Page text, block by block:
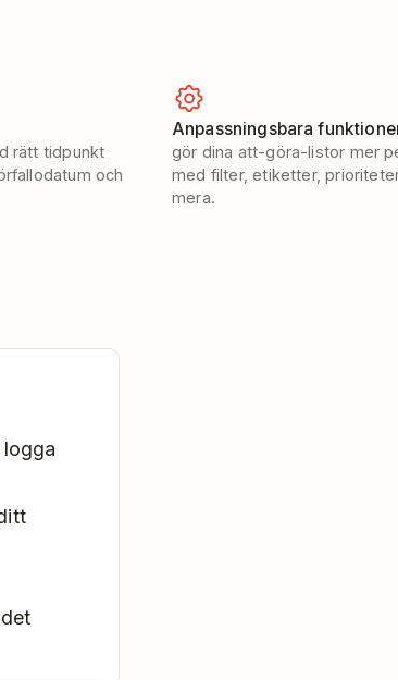
rätt tidpunkt
och
Anpassningsbara
gör dina att-göra-listor mer
med filter, etiketter,
mera.